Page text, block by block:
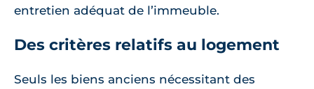
entretien adéquat de l’immeuble.
Des critères relatifs au logement
Seuls les biens anciens nécessitant des